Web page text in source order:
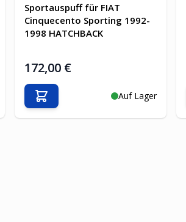
Sportauspuff für FIAT
Cinquecento Sporting 1992-
1998 HATCHBACK
172,00 €
Auf Lager
In den Warenkorb